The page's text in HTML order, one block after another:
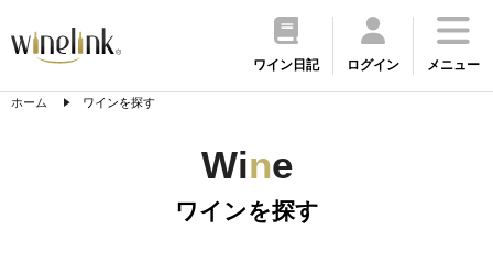
ワイン日記 ログイン メニュー
ホーム ワインを探す
Wine
ワインを探す